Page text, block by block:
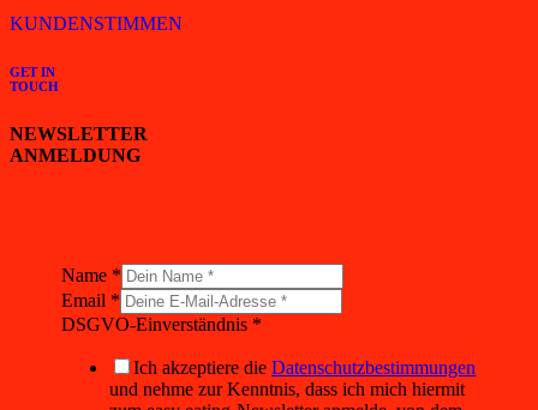
KUNDENSTIMMEN
GET IN
TOUCH
NEWSLETTER
ANMELDUNG
Name *
Email *
Email
DSGVO-
Einverständnis
DSGVO-Einverständnis *
Ich akzeptiere dieDatenschutzbestimmungen
und nehme zur Kenntnis, dass ich mich hiermit